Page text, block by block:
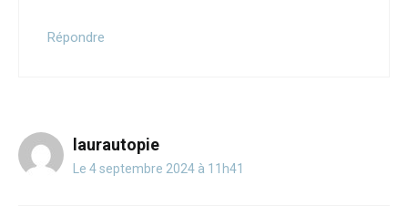
Répondre
laurautopie
Le 4 septembre 2024 à 11h41